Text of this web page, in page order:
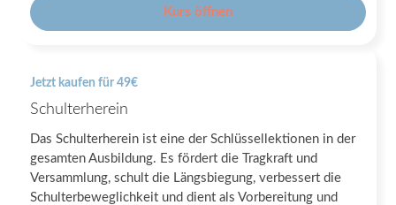
Kurs öffnen
Jetzt kaufen für 49€
Schulterherein
Das Schulterherein ist eine der Schlüssellektionen in der
gesamten Ausbildung. Es fördert die Tragkraft und
Versammlung, schult die Längsbiegung, verbessert die
Schulterbeweglichkeit und dient als Vorbereitung und